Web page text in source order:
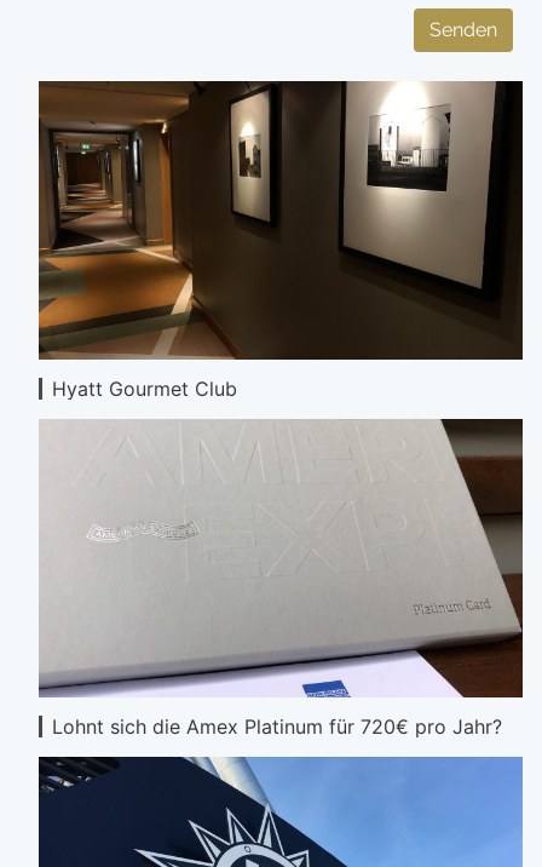
Senden
Hyatt Gourmet Club
Lohnt sich die Amex Platinum für 720€ pro Jahr?